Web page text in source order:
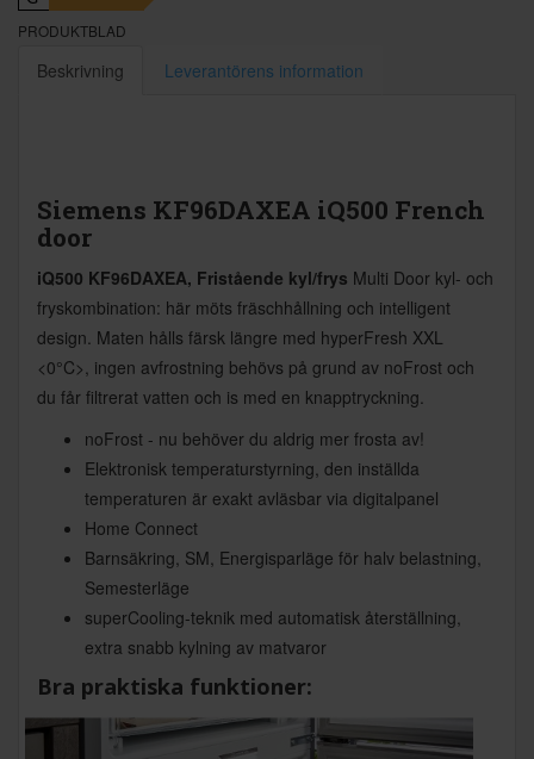
PRODUKTBLAD
Beskrivning Leverantörens information
Siemens KF96DAXEA iQ500 French
door
iQ500 KF96DAXEA, Fristående kyl/frys Multi Door kyl- och
fryskombination: här möts fräschhållning och intelligent
design. Maten hålls färsk längre med hyperFresh XXL
<0°C>, ingen avfrostning behövs på grund av noFrost och
du får filtrerat vatten och is med en knapptryckning.
noFrost - nu behöver du aldrig mer frosta av!
Elektronisk temperaturstyrning, den inställda
temperaturen är exakt avläsbar via digitalpanel
Home Connect
Barnsäkring, SM, Energisparläge för halv belastning,
Semesterläge
superCooling-teknik med automatisk återställning,
extra snabb kylning av matvaror
Bra praktiska funktioner: